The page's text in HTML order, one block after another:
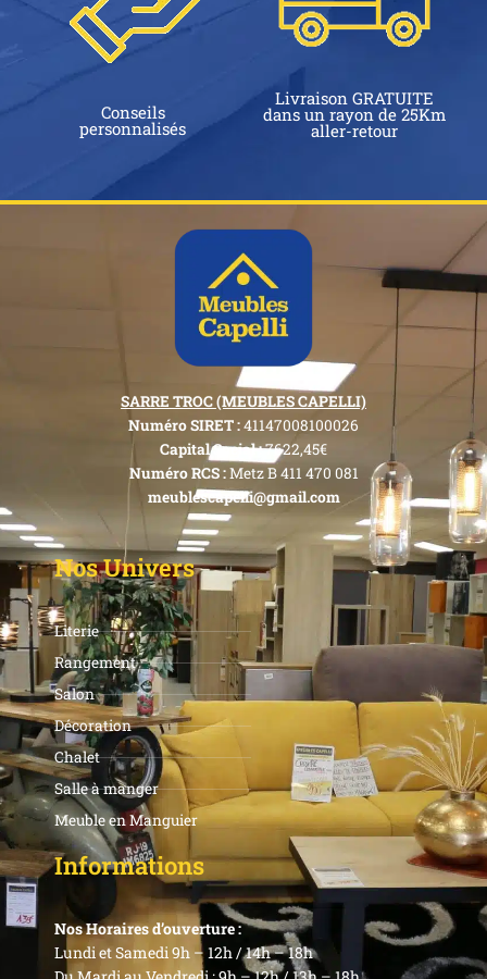
Conseils
personnalisés
Livraison GRATUITE
dans un rayon de 25Km
aller-retour
SARRE TROC (MEUBLES CAPELLI)
Numéro SIRET :41147008100026
Capital Social :7622,45€
Numéro RCS :Metz B 411 470 081
meublescapelli@gmail.com
Nos Univers
Literie
Rangement
Salon
Décoration
Chalet
Salle à manger
Meuble en Manguier
Informations
Nos Horaires d’ouverture :
Lundi et Samedi 9h – 12h / 14h – 18h